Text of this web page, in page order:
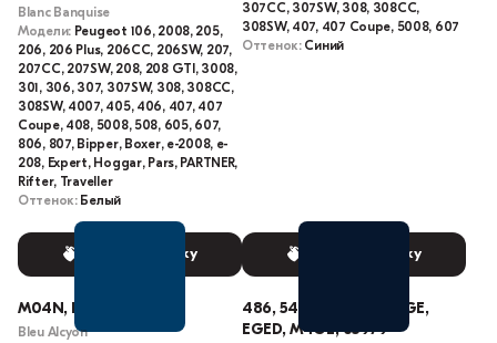
Blanc Banquise
Модели: Peugeot 106, 2008, 205,
206, 206 Plus, 206CC, 206SW, 207,
207CC, 207SW, 208, 208 GTI, 3008,
301, 306, 307, 307SW, 308, 308CC,
308SW, 4007, 405, 406, 407, 407
Coupe, 408, 5008, 508, 605, 607,
806, 807, Bipper, Boxer, e-2008, e-
208, Expert, Hoggar, Pars, PARTNER,
Rifter, Traveller
Оттенок: Белый
Выбрать краску
307CC, 307SW, 308, 308CC,
308SW, 407, 407 Coupe, 5008, 607
Оттенок: Синий
Выбрать краску
M04N, KNN
Bleu Alcyon
486, 547, GE, M0GE, EGE,
EGED, M4GE, 65979